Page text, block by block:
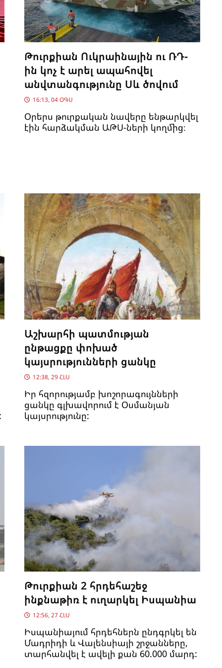
Թուրքիան Ուկրաինային ու ՌԴ-
ին կոչ է արել ապահովել
անվտանգությունը Սև ծովում
16:13, 04 ՕԳՍ
Օրերս թուրքական նավերը ենթարկվել
էին հարձակման ԱԹՍ-ների կողմից։
Աշխարհի պատմության
ընթացքը փոխած
կայսրությունների ցանկը
12:38, 29 ՀԼՍ
Իր հզորությամբ խոշորագույնների
ցանկը գլխավորում է Օսմանյան
կայսրությունը:
Թուրքիան 2 հրդեհաշեջ
ինքնաթիռ է ուղարկել Իսպանիա
12:56, 27 ՀԼՍ
Իսպանիայում հրդեհներն ընդգրկել են
Մադրիդի և Վալենսիայի շրջանները,
տարհանվել է ավելի քան 60.000 մարդ: